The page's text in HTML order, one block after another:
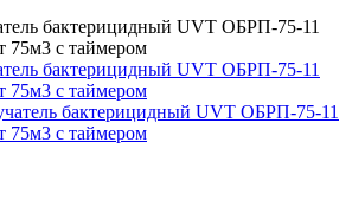
бактерицидный UVT ОБРП-75-11
75м3 с таймером
бактерицидный UVT ОБРП-75-11
75м3 с таймером